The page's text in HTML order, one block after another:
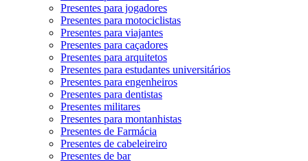
Presentes para jogadores
Presentes para motociclistas
Presentes para viajantes
Presentes para caçadores
Presentes para arquitetos
Presentes para estudantes universitários
Presentes para engenheiros
Presentes para dentistas
Presentes militares
Presentes para montanhistas
Presentes de Farmácia
Presentes de cabeleireiro
Presentes de bar